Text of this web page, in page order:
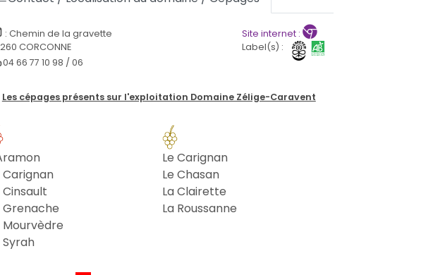
: Chemin de la gravette
CORCONNE
04 66 77 10 98 / 06
Site internet :
Label(s) :
Les cépages présents sur l'exploitation Domaine Zélige-Caravent
Carignan
Cinsault
Grenache
Mourvèdre
Syrah
Le Carignan
Le Chasan
La Clairette
La Roussanne